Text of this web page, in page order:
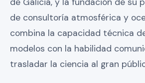
de consultoría atmosférica y
combina la capacidad técnica
modelos con la habilidad
trasladar la ciencia al gran